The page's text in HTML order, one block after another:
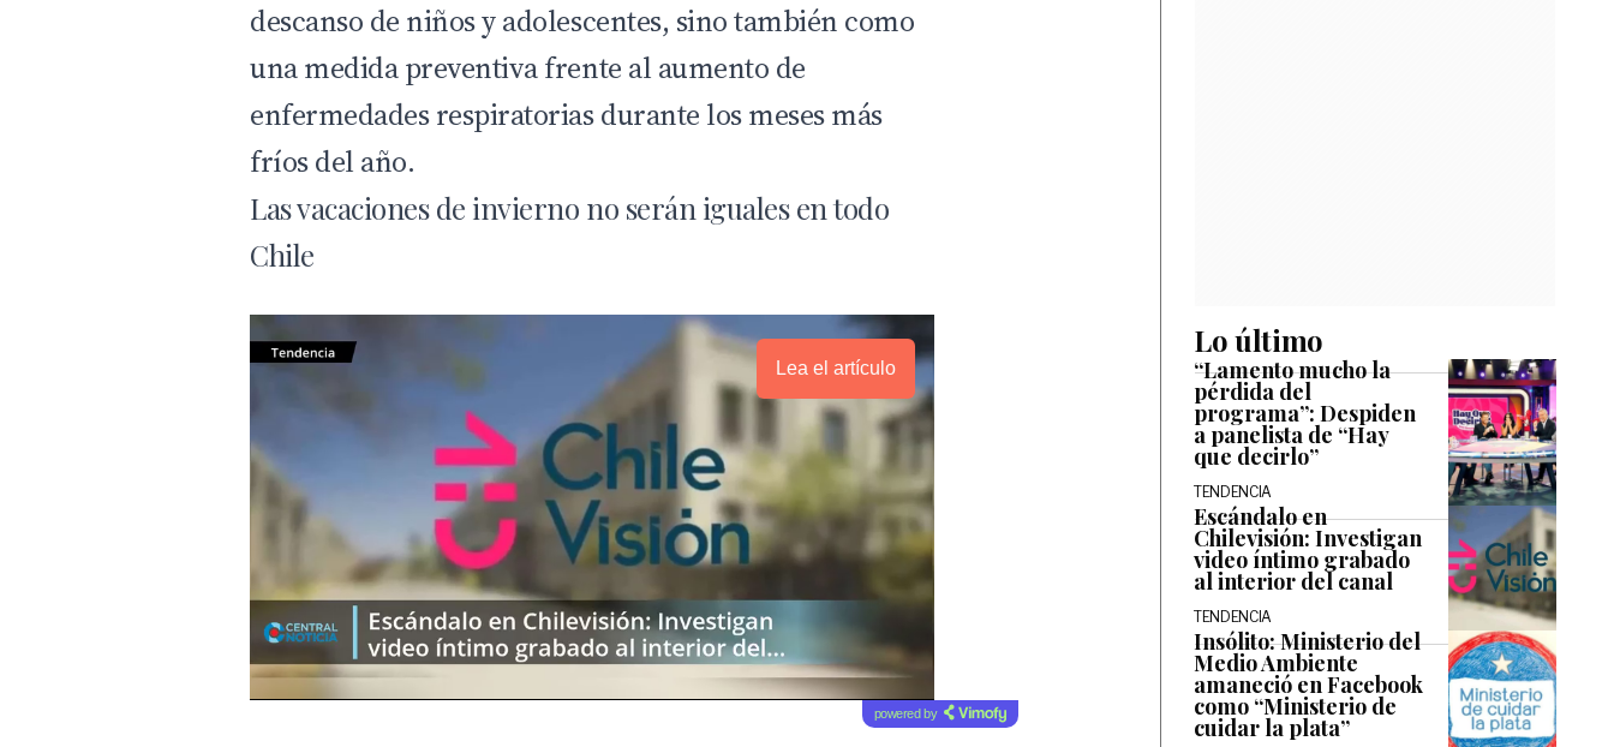
descanso de niños y adolescentes, sino también como
una medida preventiva frente al aumento de
enfermedades respiratorias durante los meses más
fríos del año.
Las vacaciones de invierno no serán iguales en todo
Chile
Lea el artículo
powered by
Lo último
“Lamento mucho la
pérdida del
programa”: Despiden
a panelista de “Hay
que decirlo”
TENDENCIA
Escándalo en
Chilevisión: Investigan
video íntimo grabado
al interior del canal
TENDENCIA
Insólito: Ministerio del
Medio Ambiente
amaneció en Facebook
como “Ministerio de
cuidar la plata”